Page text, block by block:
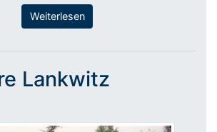
Weiterlesen
Lankwitz